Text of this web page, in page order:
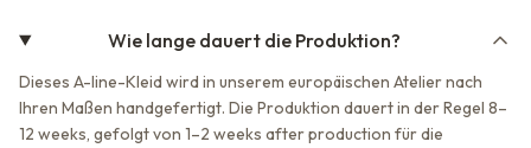
Wie lange dauert die Produktion?
Dieses A-line-Kleid wird in unserem europäischen Atelier nach
Ihren Maßen handgefertigt. Die Produktion dauert in der Regel 8–
12 weeks, gefolgt von 1–2 weeks after production für die